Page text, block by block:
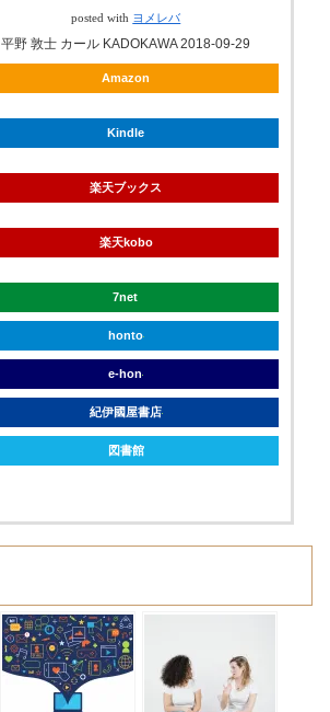
posted with ヨメレバ
平野 敦士 カール KADOKAWA 2018-09-29
Amazon
Kindle
楽天ブックス
楽天kobo
7net
honto
e-hon
紀伊國屋書店
図書館